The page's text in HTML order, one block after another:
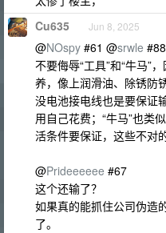
Cu635 Jun 8, 2025
@NOspy #61 @srwle #88
不要侮辱“工具”和“牛马”
养，像上润滑油、除锈防
没电池接电线也是要保证
用自己花费；“牛马”也类
活条件要保证，这些不对
@Prideeeeee #67
这个还输了？
如果真的能抓住公司伪造
了。